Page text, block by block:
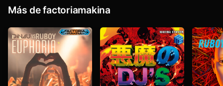
Más de factoriamakina